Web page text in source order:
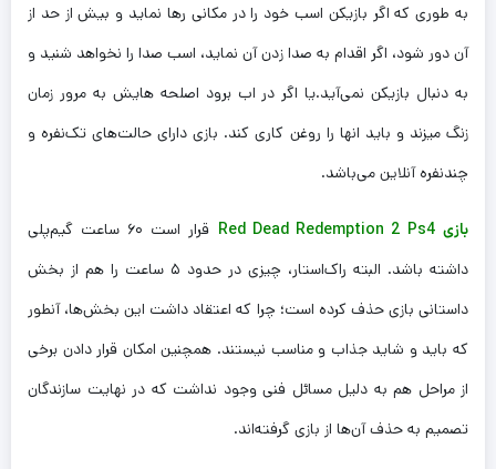
به طوری که اگر بازیکن اسب خود را در مکانی رها نماید و بیش از حد از
آن دور شود، اگر اقدام به صدا زدن آن نماید، اسب صدا را نخواهد شنید و
به دنبال بازیکن نمی‌آید.یا اگر در اب برود اصلحه هایش به مرور زمان
زنگ میزند و باید انها را روغن کاری کند. بازی دارای حالت‌های تک‌نفره و
چندنفره آنلاین می‌باشد.
بازی Red Dead Redemption 2 Ps4
قرار است ۶۰ ساعت گیم‌پلی
داشته باشد. البته راک‌استار، چیزی در حدود ۵ ساعت را هم از بخش
داستانی بازی حذف کرده است؛‌ چرا که اعتقاد داشت این بخش‌ها، آنطور
که باید و شاید جذاب و مناسب نیستند. همچنین امکان قرار دادن برخی
از مراحل هم به دلیل مسائل فنی وجود نداشت که در نهایت سازندگان
تصمیم به حذف آن‌ها از بازی گرفته‌اند.